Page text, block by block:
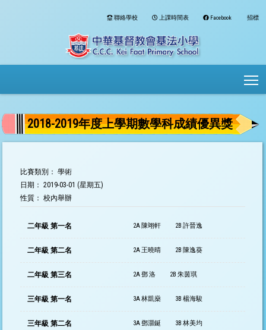
聯絡學校 上課時間表 Facebook 招標
2018-2019年度上學期數學科成績優異獎
比賽類別： 學術
日期： 2019-03-01 (星期五)
性質： 校內舉辦
二年級 第一名 2A 陳翊軒 2B 許晉逸
二年級 第二名 2A 王曉晴 2B 陳逸葵
二年級 第三名 2A 鄧 洛 2B 朱茵琪
三年級 第一名 3A 林凱燊 3B 楊海駿
三年級 第二名 3A 鄧灝鋋 3B 林美均